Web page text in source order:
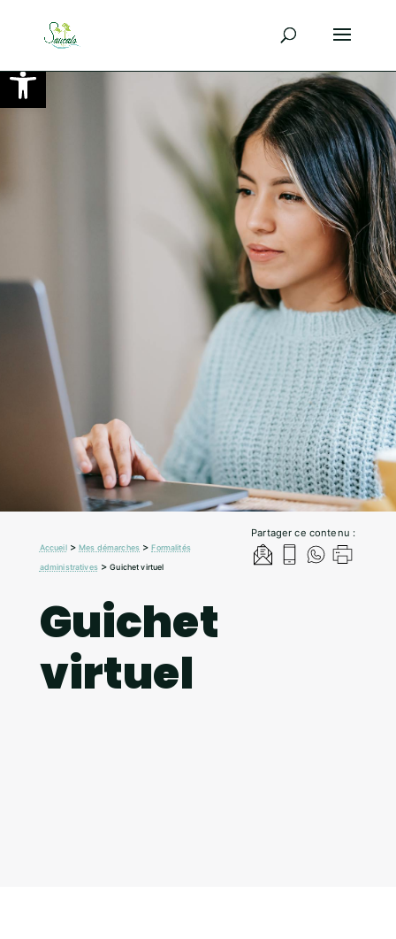
Ouvrir la barre d’outils
Partager ce contenu :
Accueil>Mes démarches >Formalités
administratives>Guichet virtuel
Guichet
virtuel